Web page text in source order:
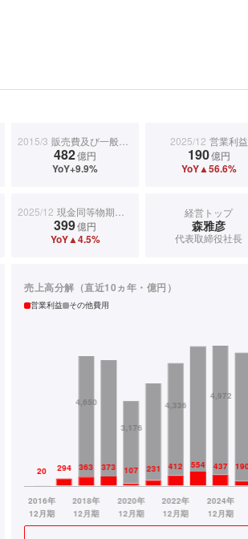
2015/3 販売費及び一般管理費
482億円
YoY+9.9%
2025/12 営業利益
190億円
YoY▲56.6%
2025/12 現金同等物期末残高
399億円
YoY▲4.5%
経営トップ
森雅彦
代表取締役社長
売上高分解（直近10ヵ年・億円）
営業利益 その他費用